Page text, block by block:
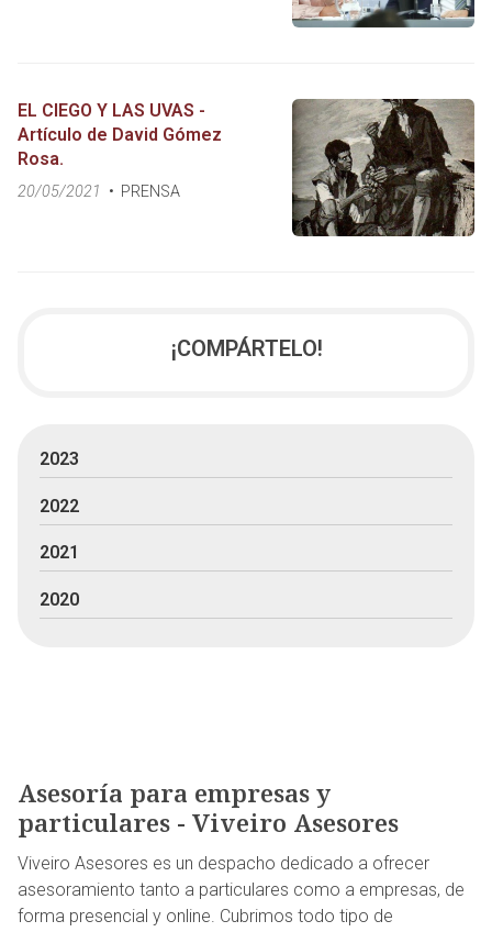
EL CIEGO Y LAS UVAS -
Artículo de David Gómez
Rosa.
20/05/2021 PRENSA
¡COMPÁRTELO!
2023
2022
2021
2020
Asesoría para empresas y
particulares - Viveiro Asesores
Viveiro Asesores es un despacho dedicado a ofrecer
asesoramiento tanto a particulares como a empresas, de
forma presencial y online. Cubrimos todo tipo de